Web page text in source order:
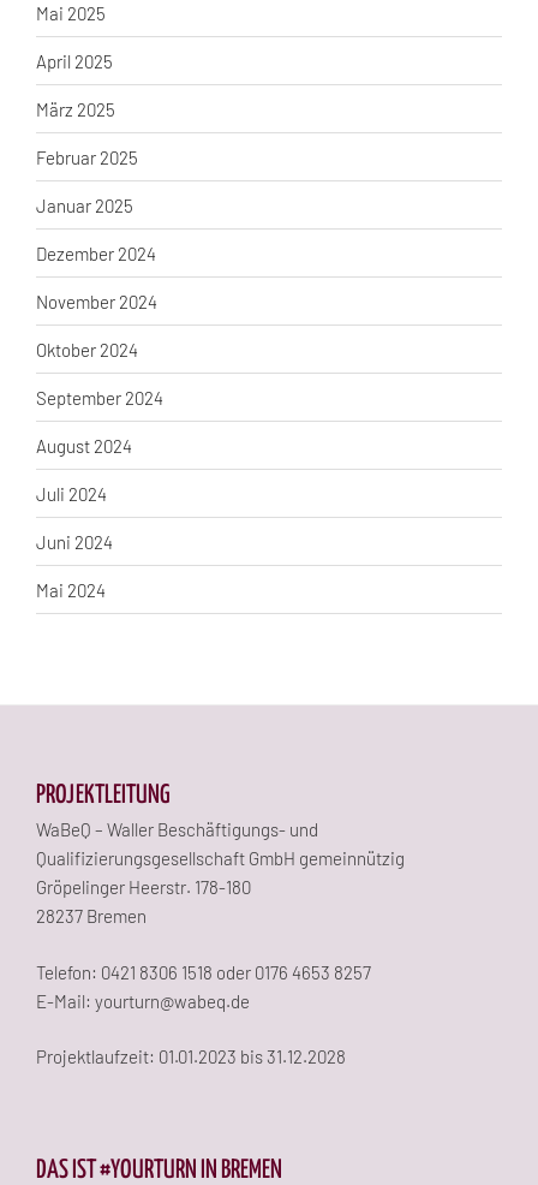
Mai 2025
April 2025
März 2025
Februar 2025
Januar 2025
Dezember 2024
November 2024
Oktober 2024
September 2024
August 2024
Juli 2024
Juni 2024
Mai 2024
PROJEKTLEITUNG
WaBeQ – Waller Beschäftigungs- und
Qualifizierungsgesellschaft GmbH gemeinnützig
Gröpelinger Heerstr. 178-180
28237 Bremen
Telefon: 0421 8306 1518 oder 0176 4653 8257
E-Mail: yourturn@wabeq.de
Projektlaufzeit: 01.01.2023 bis 31.12.2028
DAS IST #YOURTURN IN BREMEN